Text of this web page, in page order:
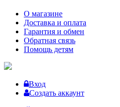
О магазине
Доставка и оплата
Гарантия и обмен
Обратная связь
Помощь детям
Вход
Создать аккаунт